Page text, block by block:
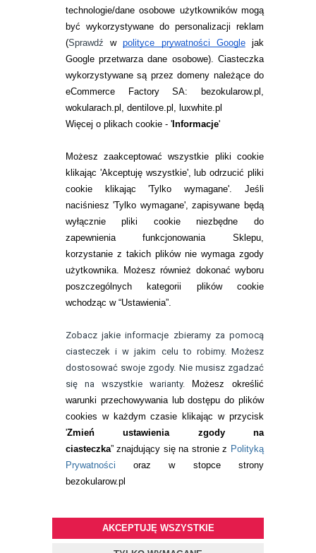
technologie/dane osobowe użytkowników mogą
być wykorzystywane do personalizacji reklam
(Sprawdźwpolityce prywatności Googlejak
Google przetwarza dane osobowe). Ciasteczka
wykorzystywane są przez domeny należące do
eCommerce Factory SA: bezokularow.pl,
wokularach.pl, dentilove.pl, luxwhite.pl
Więcej o plikach cookie - 'Informacje'
Możesz zaakceptować wszystkie pliki cookie
klikając 'Akceptuję wszystkie', lub odrzucić pliki
cookie klikając 'Tylko wymagane'. Jeśli
naciśniesz 'Tylko wymagane', zapisywane będą
wyłącznie pliki cookie niezbędne do
zapewnienia funkcjonowania Sklepu,
korzystanie z takich plików nie wymaga zgody
użytkownika. Możesz również dokonać wyboru
poszczególnych kategorii plików cookie
wchodząc w “Ustawienia”.
Zobacz jakie informacje zbieramy za pomocą
ciasteczek i w jakim celu to robimy. Możesz
dostosować swoje zgody. Nie musisz zgadzać
się na wszystkie warianty.
Możesz określić
warunki przechowywania lub dostępu do plików
cookies w każdym czasie klikając w przycisk
'Zmień ustawienia zgody na
ciasteczka” znajdujący się na stronie z Polityką
Prywatności oraz w stopce strony
bezokularow.pl
AKCEPTUJĘ WSZYSTKIE
JAK ZAMAWIAĆ?
ZWROTY I REKLAMACJA
WARUNKI ZAKUPÓW
RANKINGI SOCZEWEK
SOCZEWKI KOLOROWE
Zwrot (odstąpienie od umowy)
ZMIEŃ USTAWIENIA ZGODY NA CIASTECZKA
KONTAKT
telefon:
22 113 44 42
telefon:
732 08 08 72
kontakt@bezokularow.pl
BEZOKULARÓW.PL | soczewki kontaktowe i płyny